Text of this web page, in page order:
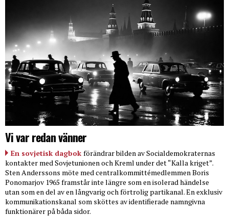
Vi var redan vänner
En sovjetisk dagbok förändrar bilden av Socialdemokraternas
kontakter med Sovjetunionen och Kreml under det “Kalla kriget”.
Sten Anderssons möte med centralkommittémedlemmen Boris
Ponomarjov 1965 framstår inte längre som en isolerad händelse
utan som en del av en långvarig och förtrolig partikanal. En exklusiv
kommunikationskanal som sköttes av identifierade namngivna
funktionärer på båda sidor.